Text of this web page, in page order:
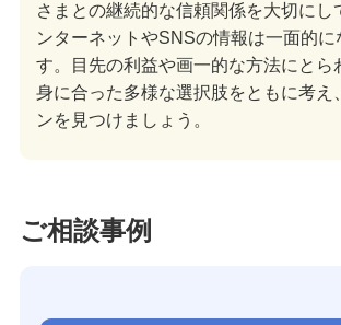
さまとの継続的な信頼関係を大切にし
ンターネットやSNSの情報は一面的に
す。目先の利益や画一的な方法にとら
身に合った多様な選択肢をともに考え
ンを見つけましょう。
ご相談事例